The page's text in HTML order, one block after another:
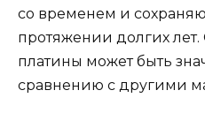
со временем и
протяжении долгих
платины может быть
сравнению с другими